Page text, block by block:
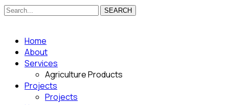
SEARCH
Home
About
Services
Agriculture Products
Projects
Projects